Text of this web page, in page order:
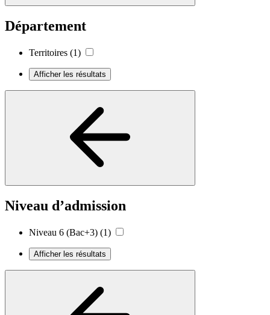
Département
Territoires (1)
Afficher les résultats
Niveau d’admission
Niveau 6 (Bac+3) (1)
Afficher les résultats